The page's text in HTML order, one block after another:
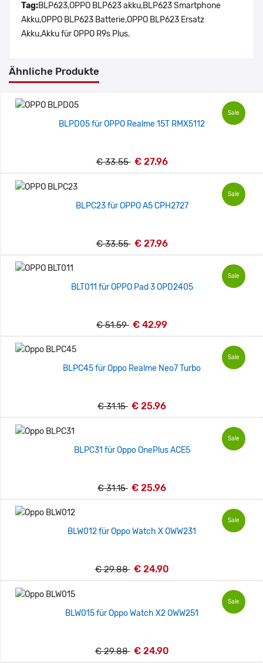
Tag:BLP623,OPPO BLP623 akku,BLP623 Smartphone
Akku,OPPO BLP623 Batterie,OPPO BLP623 Ersatz
Akku,Akku für OPPO R9s Plus.
Ähnliche Produkte
Sale
BLPD05 für OPPO Realme 15T RMX5112
€ 33.55 € 27.96
Sale
BLPC23 für OPPO A5 CPH2727
€ 33.55 € 27.96
Sale
BLT011 für OPPO Pad 3 OPD2405
€ 51.59 € 42.99
Sale
BLPC45 für Oppo Realme Neo7 Turbo
€ 31.15 € 25.96
Sale
BLPC31 für Oppo OnePlus ACE5
€ 31.15 € 25.96
Sale
BLW012 für Oppo Watch X OWW231
€ 29.88 € 24.90
Sale
BLW015 für Oppo Watch X2 OWW251
€ 29.88 € 24.90